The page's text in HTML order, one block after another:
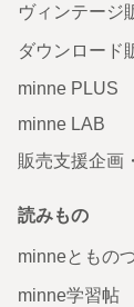
ヴィンテージ
ダウンロード
minne PLUS
minne LAB
販売支援企画
読みもの
minneともの
minne学習帖